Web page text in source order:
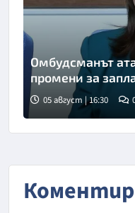
Омбудсманът
промени за
05 август | 16:30